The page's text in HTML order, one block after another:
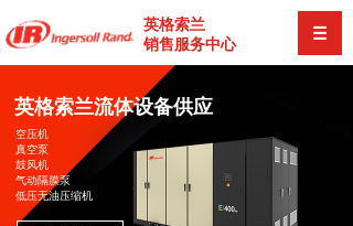
英格索兰
销售服务中心
英格索兰流体设备供应
空压机
真空泵
鼓风机
气动隔膜泵
低压无油压缩机